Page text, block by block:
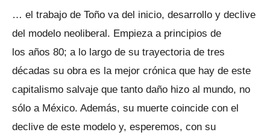
… el trabajo de Toño va del inicio, desarrollo y declive
del modelo neoliberal. Empieza a principios de
los años 80; a lo largo de su trayectoria de tres
décadas su obra es la mejor crónica que hay de este
capitalismo salvaje que tanto daño hizo al mundo, no
sólo a México. Además, su muerte coincide con el
declive de este modelo y, esperemos, con su